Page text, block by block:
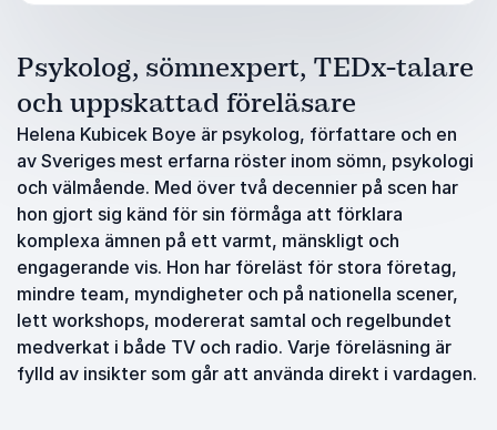
Psykolog, sömnexpert, TEDx-talare
och uppskattad föreläsare
Helena Kubicek Boye är psykolog, författare och en
av Sveriges mest erfarna röster inom sömn, psykologi
och välmående. Med över två decennier på scen har
hon gjort sig känd för sin förmåga att förklara
komplexa ämnen på ett varmt, mänskligt och
engagerande vis. Hon har föreläst för stora företag,
mindre team, myndigheter och på nationella scener,
lett workshops, modererat samtal och regelbundet
medverkat i både TV och radio. Varje föreläsning är
fylld av insikter som går att använda direkt i vardagen.